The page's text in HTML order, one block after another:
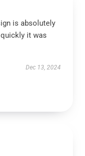
is absolutely
it was
Dec 13, 2024